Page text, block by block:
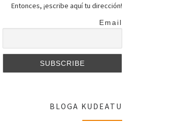
Entonces, ¡escribe aquí tu dirección!
Email
BLOGA KUDEATU